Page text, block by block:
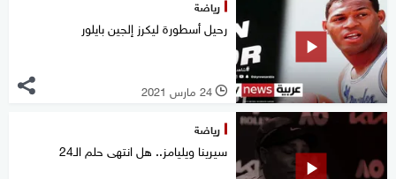
رياضة
رحيل أسطورة ليكرز إلجين بايلور
l 24 مارس 2021
رياضة
سيرينا ويليامز.. هل انتهى حلم الـ24